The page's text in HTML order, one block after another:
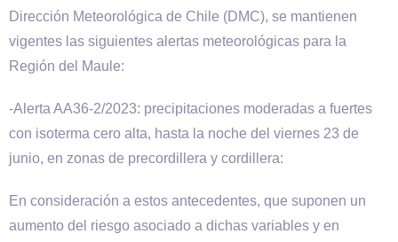
Dirección Meteorológica de Chile (DMC), se mantienen
vigentes las siguientes alertas meteorológicas para la
Región del Maule:
-Alerta AA36-2/2023: precipitaciones moderadas a fuertes
con isoterma cero alta, hasta la noche del viernes 23 de
junio, en zonas de precordillera y cordillera:
En consideración a estos antecedentes, que suponen un
aumento del riesgo asociado a dichas variables y en